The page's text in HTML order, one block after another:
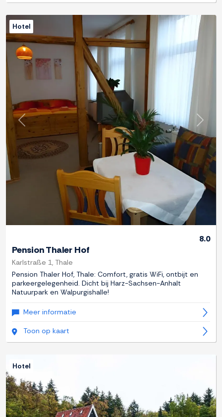
Previous Next
Hotel
8.0
Pension Thaler Hof
Karlstraße 1, Thale
Pension Thaler Hof, Thale: Comfort, gratis WiFi, ontbijt en
parkeergelegenheid. Dicht bij Harz-Sachsen-Anhalt
Natuurpark en Walpurgishalle!
Meer informatie
Toon op kaart
Hotel